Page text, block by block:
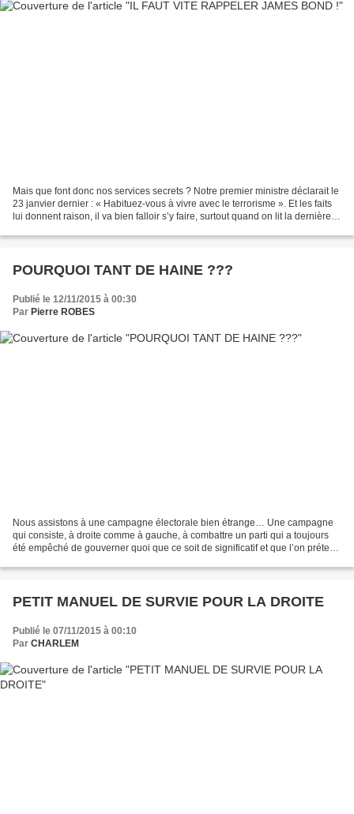
Mais que font donc nos services secrets ? Notre premier ministre déclarait le
23 janvier dernier : « Habituez-vous à vivre avec le terrorisme ». Et les faits
lui donnent raison, il va bien falloir s’y faire, surtout quand on lit la dernière
POURQUOI TANT DE HAINE ???
Publié le 12/11/2015 à 00:30
Par Pierre ROBES
Nous assistons à une campagne électorale bien étrange… Une campagne
qui consiste, à droite comme à gauche, à combattre un parti qui a toujours
été empêché de gouverner quoi que ce soit de significatif et que l’on prétend
PETIT MANUEL DE SURVIE POUR LA DROITE
Publié le 07/11/2015 à 00:10
Par CHARLEM